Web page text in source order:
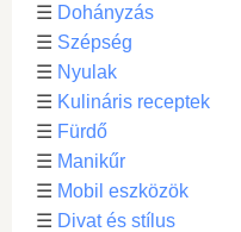
☰ Dohányzás
☰ Szépség
☰ Nyulak
☰ Kulináris receptek
☰ Fürdő
☰ Manikűr
☰ Mobil eszközök
☰ Divat és stílus